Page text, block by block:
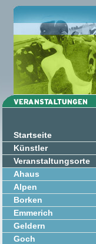
Startseite
Künstler
Veranstaltungsorte
Ahaus
Alpen
Borken
Emmerich
Geldern
Goch